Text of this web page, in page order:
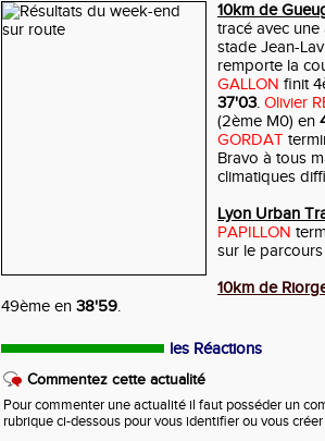
10km de
tracé avec
stade Jean-
remporte la
GALLON finit
37'03. Olivier
(2ème M0) en
GORDAT
Bravo à tous
climatiques
Lyon Urban
PAPILLON
sur le
10km de
49ème en 38'59.
les Réactions
Commentez cette actualité
Pour commenter une actualité il faut posséder un
rubrique ci-dessous pour vous identifier ou vous